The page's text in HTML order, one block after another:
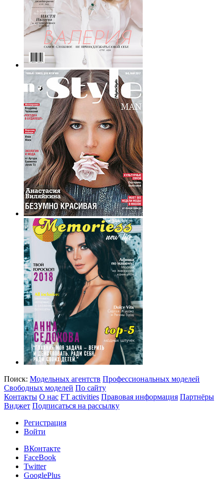
Поиск: Модельных агентств Профессиональных моделей
Свободных моделей По сайту
Контакты О нас FT activities Правовая информация Партнёры
Виджет Подписаться на рассылку
Регистрация
Войти
ВКонтакте
FaceBook
Twitter
GooglePlus